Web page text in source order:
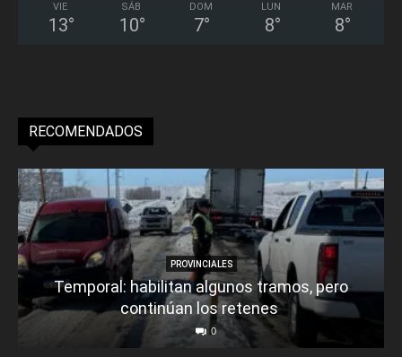
VIE
13°
SÁB
10°
DOM
7°
LUN
8°
MAR
8°
RECOMENDADOS
PROVINCIALES
Temporal: habilitan algunos tramos, pero
continúan los retenes
0